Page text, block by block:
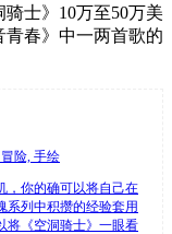
士》10万至50万美
春》中一两首歌的
险, 手绘
，你的确可以将自己在
系列中积攒的经验套用
将《空洞骑士》一眼看